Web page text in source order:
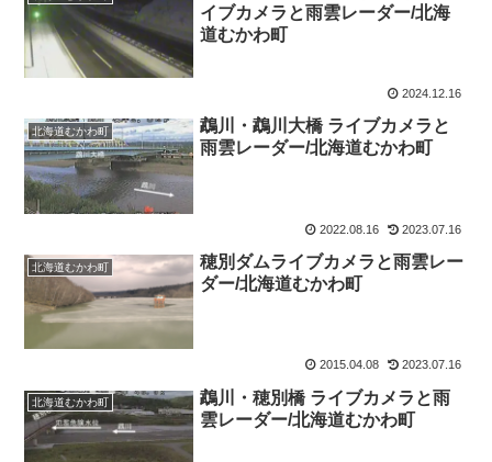
イブカメラと雨雲レーダー/北海
道むかわ町
2024.12.16
北海道むかわ町
鵡川・鵡川大橋 ライブカメラと
雨雲レーダー/北海道むかわ町
2022.08.16 2023.07.16
北海道むかわ町
穂別ダムライブカメラと雨雲レー
ダー/北海道むかわ町
2015.04.08 2023.07.16
北海道むかわ町
鵡川・穂別橋 ライブカメラと雨
雲レーダー/北海道むかわ町